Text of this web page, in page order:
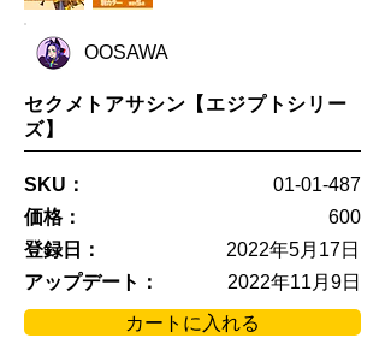
OOSAWA
セクメトアサシン【エジプトシリー
ズ】
SKU：
01-01-487
価格：
600
登録日：
2022年5月17日
アップデート：
2022年11月9日
カートに入れる